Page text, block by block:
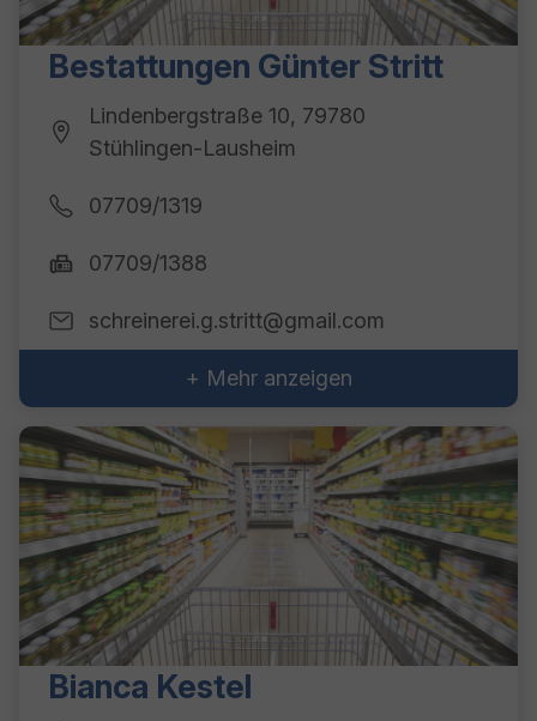
Bestattungen Günter Stritt
Lindenbergstraße 10, 79780
Stühlingen-Lausheim
07709/1319
07709/1388
schreinerei.g.stritt@gmail.com
+ Mehr anzeigen
Bianca Kestel